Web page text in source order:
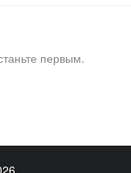
первым.